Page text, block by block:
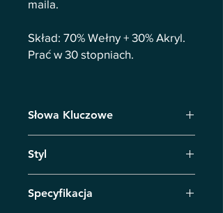
maila.
Skład: 70% Wełny + 30% Akryl.
Prać w 30 stopniach.
Słowa Kluczowe
Mamma, Love Autumn, Archanagel
Styl
Sweter /Tunika 70% wełna + 30%
Specyfikacja